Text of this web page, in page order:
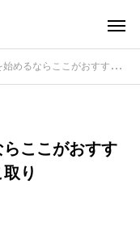
がおすすめ！自然と利便性の良いとこ取り
ここがおすす
り